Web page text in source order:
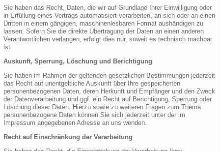
Sie haben das Recht, Daten, die wir auf Grundlage Ihrer Einwilligung oder
in Erfüllung eines Vertrags automatisiert verarbeiten, an sich oder an einen
Dritten in einem gängigen, maschinenlesbaren Format aushändigen zu
lassen. Sofern Sie die direkte Übertragung der Daten an einen anderen
Verantwortlichen verlangen, erfolgt dies nur, soweit es technisch machbar
ist.
Auskunft, Sperrung, Löschung und Berichtigung
Sie haben im Rahmen der geltenden gesetzlichen Bestimmungen jederzeit
das Recht auf unentgeltliche Auskunft über Ihre gespeicherten
personenbezogenen Daten, deren Herkunft und Empfänger und den Zweck
der Datenverarbeitung und ggf. ein Recht auf Berichtigung, Sperrung oder
Löschung dieser Daten. Hierzu sowie zu weiteren Fragen zum Thema
personenbezogene Daten können Sie sich jederzeit unter der im
Impressum angegebenen Adresse an uns wenden.
Recht auf Einschränkung der Verarbeitung